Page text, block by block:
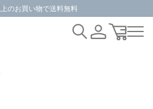
のお買い物で送料無料